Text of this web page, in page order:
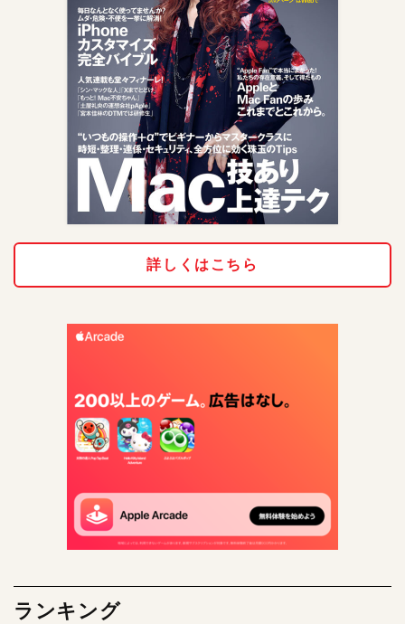
詳しくはこちら
ランキング